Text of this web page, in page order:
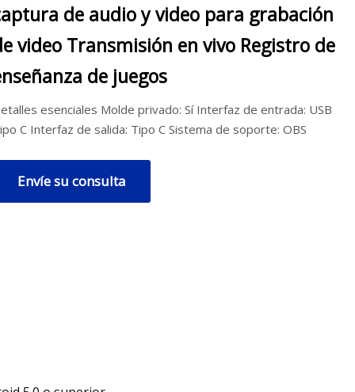
de audio y video para grabación
video Transmisión en vivo Registro de
de juegos
esenciales Molde privado: Sí Interfaz de entrada: USB
C Interfaz de salida: Tipo C Sistema de soporte: OBS
Envíe su consulta